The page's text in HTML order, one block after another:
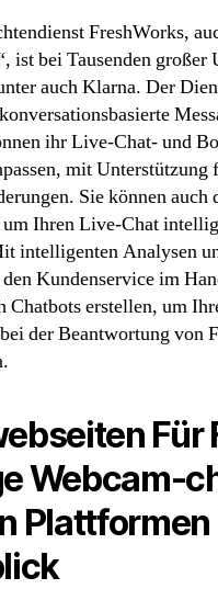
FreshWorks,
ist bei Tausenden großer
auch Klarna. Der
ihr Live-Chat- und
mit
Sie können
Ihren Live-Chat
intelligenten Analysen
Kundenservice im
Chatbots erstellen, um
der Beantwortung von
Für
Webcam-
Plattformen